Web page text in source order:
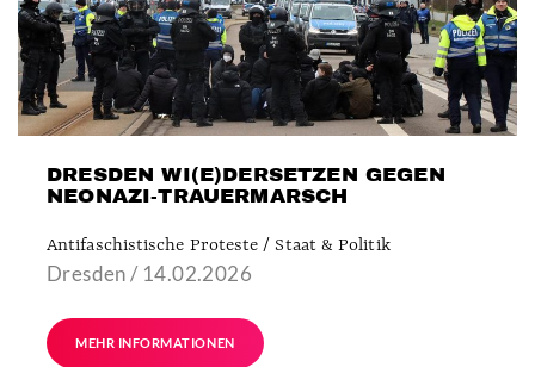
DRESDEN WI(E)DERSETZEN GEGEN
NEONAZI-TRAUERMARSCH
Antifaschistische Proteste / Staat & Politik
Dresden / 14.02.2026
MEHR INFORMATIONEN